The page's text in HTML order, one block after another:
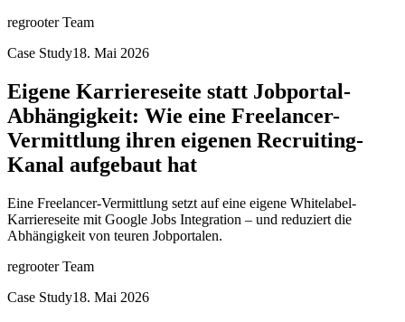
regrooter Team
Case Study18. Mai 2026
Eigene Karriereseite statt Jobportal-
Abhängigkeit: Wie eine Freelancer-
Vermittlung ihren eigenen Recruiting-
Kanal aufgebaut hat
Eine Freelancer-Vermittlung setzt auf eine eigene Whitelabel-
Karriereseite mit Google Jobs Integration – und reduziert die
Abhängigkeit von teuren Jobportalen.
regrooter Team
Case Study18. Mai 2026